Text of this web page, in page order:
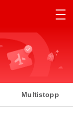
Multistopp